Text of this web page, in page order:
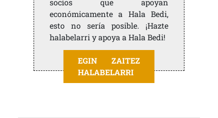
socios que apoyan
económicamente a Hala Bedi,
esto no sería posible. ¡Hazte
halabelarri y apoya a Hala Bedi!
EGIN ZAITEZ
HALABELARRI